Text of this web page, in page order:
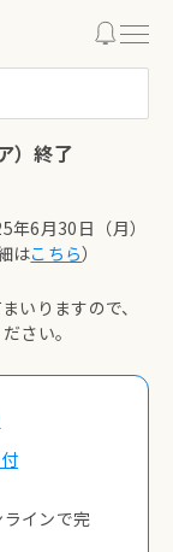
）終了
6月30日（月）
はこちら）
いりますので、
さい。
ラインで完